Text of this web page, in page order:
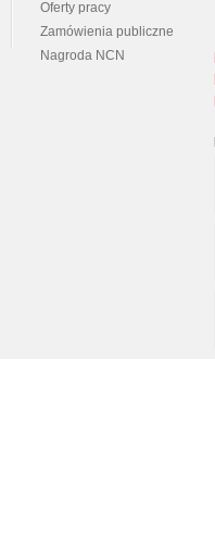
Oferty pracy
Zamówienia publiczne
Nagroda NCN